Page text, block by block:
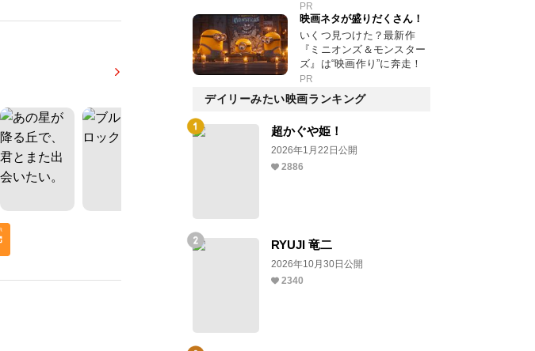
PR
映画ネタが盛りだくさん！
いくつ見つけた？最新作
『ミニオンズ＆モンスター
ズ』は“映画作り”に奔走！
PR
デイリーみたい映画ランキング
超かぐや姫！
2026年1月22日公開
2886
RYUJI 竜二
2026年10月30日公開
2340